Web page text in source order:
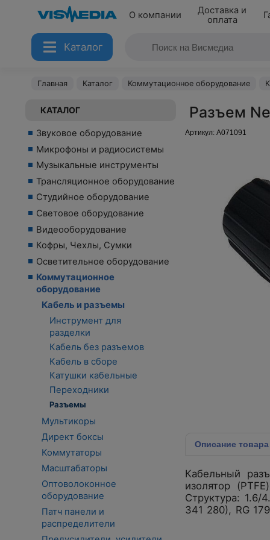
О компании
Доставка и
оплата
Каталог
Главная Каталог Коммутационное оборудование
КАТАЛОГ
Звуковое оборудование
Микрофоны и радиосистемы
Музыкальные инструменты
Трансляционное оборудование
Студийное оборудование
Световое оборудование
Видеооборудование
Кофры, Чехлы, Сумки
Осветительное оборудование
Коммутационное
оборудование
Кабель и разъемы
Инструмент для
разделки
Кабель без разъемов
Кабель в сборе
Катушки кабельные
Переходники
Разъемы
Мультикоры
Директ боксы
Коммутаторы
Масштабаторы
Оптоволоконное
оборудование
Патч панели и
распределители
Разъем
Артикул: A071091
Описание товара
Кабельный
изолятор
Структура:
341 280), RG